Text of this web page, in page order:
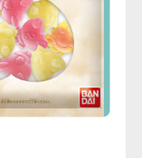
アンパンマン
ポケモンスケールワ
ールド